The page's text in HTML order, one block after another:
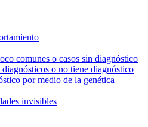
comunes o casos sin diagnóstico
o no tiene diagnóstico
por medio de la genética
invisibles